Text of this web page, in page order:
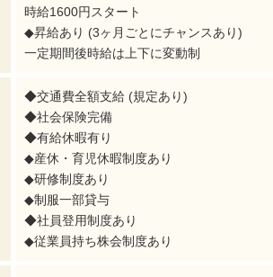
時給1600円スタート
◆昇給あり (3ヶ月ごとにチャンスあり)
一定期間後時給は上下に変動制
◆交通費全額支給 (規定あり)
◆社会保険完備
◆有給休暇有り
◆産休・育児休暇制度あり
◆研修制度あり
◆制服一部貸与
◆社員登用制度あり
◆従業員持ち株会制度あり